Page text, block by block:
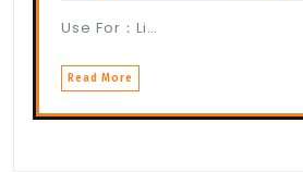
Use For：Li…
Read More